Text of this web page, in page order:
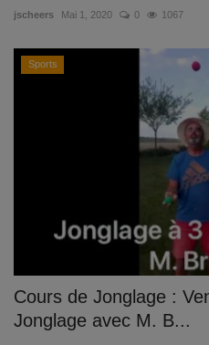
jscheers Mai 1, 2020 0 1067
Sports
Cours de Jonglage :
Jonglage avec M. B...